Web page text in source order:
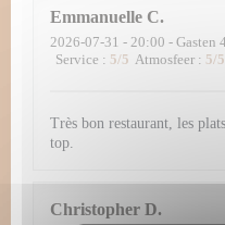
Emmanuelle C
2026-07-31 - 20:00 - Gasten 4
Service : 5/5 Atmosfeer : 5/5
Très bon restaurant, les
top.
Christopher D